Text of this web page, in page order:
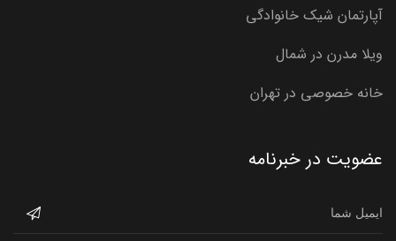
آپارتمان شیک خانوادگی
ویلا مدرن در شمال
خانه خصوصی در تهران
عضویت در خبرنامه